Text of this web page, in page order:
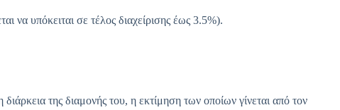
να υπόκειται σε τέλος διαχείρισης έως 3.5%).
της διαμονής του, η εκτίμηση των οποίων γίνεται από τον